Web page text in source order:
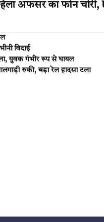
अफसर का फोन चोरी,
विदाई
युवक गंभीर रूप से घायल
रुकी, बड़ा रेल हादसा टला